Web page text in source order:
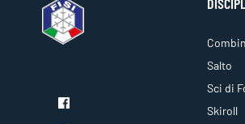
Salto
Sci di
Skiroll